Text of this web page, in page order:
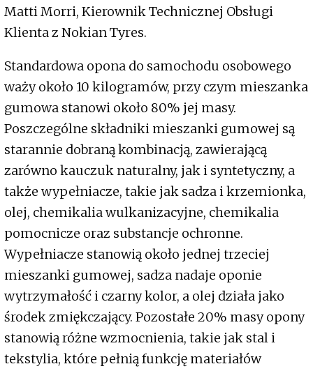
Matti Morri, Kierownik Technicznej Obsługi
Klienta z Nokian Tyres.
Standardowa opona do samochodu osobowego
waży około 10 kilogramów, przy czym mieszanka
gumowa stanowi około 80% jej masy.
Poszczególne składniki mieszanki gumowej są
starannie dobraną kombinacją, zawierającą
zarówno kauczuk naturalny, jak i syntetyczny, a
także wypełniacze, takie jak sadza i krzemionka,
olej, chemikalia wulkanizacyjne, chemikalia
pomocnicze oraz substancje ochronne.
Wypełniacze stanowią około jednej trzeciej
mieszanki gumowej, sadza nadaje oponie
wytrzymałość i czarny kolor, a olej działa jako
środek zmiękczający. Pozostałe 20% masy opony
stanowią różne wzmocnienia, takie jak stal i
tekstylia, które pełnią funkcję materiałów